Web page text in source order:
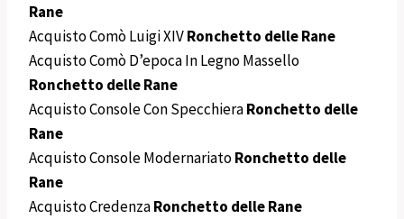
Rane
Acquisto Comò Luigi XIVRonchetto delle Rane
Acquisto Comò D’epoca In Legno Massello
Ronchetto delle Rane
Acquisto Console Con SpecchieraRonchetto delle
Rane
Acquisto Console ModernariatoRonchetto delle
Rane
Acquisto CredenzaRonchetto delle Rane